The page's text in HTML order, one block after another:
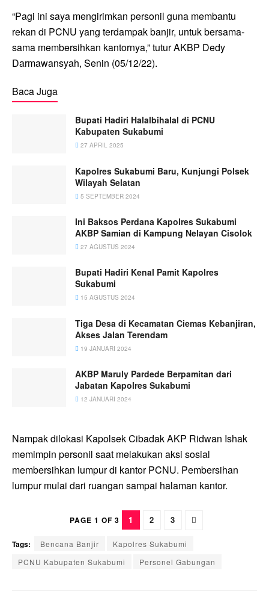
“Pagi ini saya mengirimkan personil guna membantu
rekan di PCNU yang terdampak banjir, untuk bersama-
sama membersihkan kantornya,” tutur AKBP Dedy
Darmawansyah, Senin (05/12/22).
Baca Juga
Bupati Hadiri Halalbihalal di PCNU
Kabupaten Sukabumi
27 APRIL 2025
Kapolres Sukabumi Baru, Kunjungi Polsek
Wilayah Selatan
5 SEPTEMBER 2024
Ini Baksos Perdana Kapolres Sukabumi
AKBP Samian di Kampung Nelayan Cisolok
27 AGUSTUS 2024
Bupati Hadiri Kenal Pamit Kapolres
Sukabumi
15 AGUSTUS 2024
Tiga Desa di Kecamatan Ciemas Kebanjiran,
Akses Jalan Terendam
19 JANUARI 2024
AKBP Maruly Pardede Berpamitan dari
Jabatan Kapolres Sukabumi
12 JANUARI 2024
Nampak dilokasi Kapolsek Cibadak AKP Ridwan Ishak
memimpin personil saat melakukan aksi sosial
membersihkan lumpur di kantor PCNU. Pembersihan
lumpur mulai dari ruangan sampai halaman kantor.
PAGE 1 OF 3 1 2 3
Tags: Bencana Banjir
Kapolres Sukabumi
PCNU Kabupaten Sukabumi
Personel Gabungan